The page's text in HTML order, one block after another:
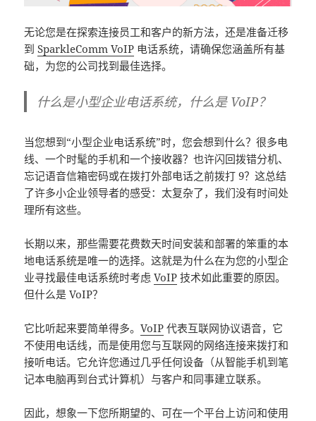
无论您是在探索连接员工和客户的新方法，还是准备迁移
到SparkleComm VoIP 电话系统，请确保您涵盖所有基
础，为您的公司找到最佳选择。
什么是小型企业电话系统，什么是 VoIP？
当您想到“小型企业电话系统”时，您会想到什么？很多电
线、一个时髦的手机和一个接收器？也许闪回拨错分机、
忘记语音信箱密码或在拨打外部电话之前拨打 9？这总结
了许多小企业领导者的感受：太复杂了，我们没有时间处
理所有这些。
长期以来，那些需要花费数天时间安装和部署的笨重的本
地电话系统是唯一的选择。这就是为什么在为您的小型企
业寻找最佳电话系统时考虑VoIP 技术如此重要的原因。
但什么是 VoIP？
它比听起来要简单得多。VoIP 代表互联网协议语音，它
不使用电话线，而是使用您与互联网的网络连接来拨打和
接听电话。它允许您通过几乎任何设备（从智能手机到笔
记本电脑再到台式计算机）与客户和同事建立联系。
因此，想象一下您所期望的、可在一个平台上访问和使用